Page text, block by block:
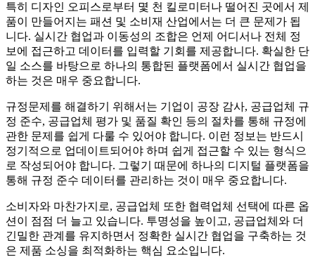
특히 디자인 오피스로부터 몇 천 킬로미터나 떨어진 곳에서 제
품이 만들어지는 패션 및 소비재 산업에서는 더 큰 문제가 됩
니다. 실시간 협업과 이동성의 조합은 언제 어디서나 전체 정
보에 접근하고 데이터를 입력할 기회를 제공합니다. 확실한 단
일 소스를 바탕으로 하나의 통합된 플랫폼에서 실시간 협업을
하는 것은 매우 중요합니다.
규정문제를 해결하기 위해서는 기업이 공장 감사, 공급업체 규
정 준수, 공급업체 평가 및 품질 확인 등의 절차를 통해 규정에
관한 문제를 쉽게 다룰 수 있어야 합니다. 이런 정보는 반드시
정기적으로 업데이트되어야 하며 쉽게 접근할 수 있는 형식으
로 작성되어야 합니다. 그렇기 때문에 하나의 디지털 플랫폼을
통해 규정 준수 데이터를 관리하는 것이 매우 중요합니다.
소비자와 마찬가지로, 공급업체 또한 협력업체 선택에 따른 옵
션이 점점 더 늘고 있습니다. 투명성을 높이고, 공급업체와 더
긴밀한 관계를 유지하면서 정확한 실시간 협업을 구축하는 것
은 제품 소싱을 최적화하는 핵심 요소입니다.